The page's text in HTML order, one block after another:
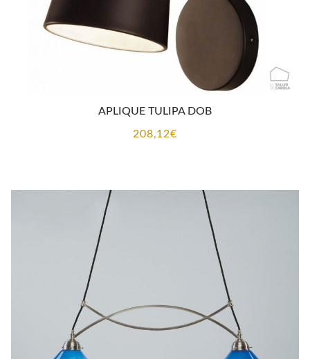
APLIQUE TULIPA DOB
208,12€